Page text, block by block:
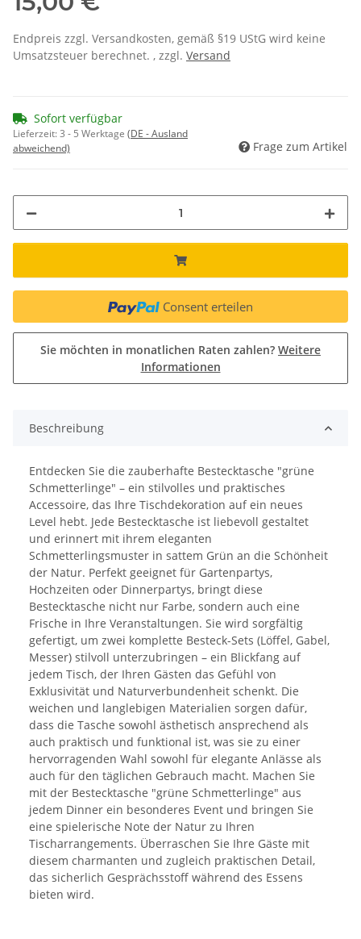
Endpreis zzgl. Versandkosten, gemäß §19 UStG wird keine
Umsatzsteuer berechnet. , zzgl. Versand
Sofort verfügbar
Lieferzeit:3 - 5 Werktage (DE - Ausland
abweichend)
Frage zum Artikel
Consent erteilen
Sie möchten in monatlichen Raten zahlen? Weitere
Informationen
Beschreibung
Entdecken Sie die zauberhafte Bestecktasche "grüne
Schmetterlinge" – ein stilvolles und praktisches
Accessoire, das Ihre Tischdekoration auf ein neues
Level hebt. Jede Bestecktasche ist liebevoll gestaltet
und erinnert mit ihrem eleganten
Schmetterlingsmuster in sattem Grün an die Schönheit
der Natur. Perfekt geeignet für Gartenpartys,
Hochzeiten oder Dinnerpartys, bringt diese
Bestecktasche nicht nur Farbe, sondern auch eine
Frische in Ihre Veranstaltungen. Sie wird sorgfältig
gefertigt, um zwei komplette Besteck-Sets (Löffel, Gabel,
Messer) stilvoll unterzubringen – ein Blickfang auf
jedem Tisch, der Ihren Gästen das Gefühl von
Exklusivität und Naturverbundenheit schenkt. Die
weichen und langlebigen Materialien sorgen dafür,
dass die Tasche sowohl ästhetisch ansprechend als
auch praktisch und funktional ist, was sie zu einer
hervorragenden Wahl sowohl für elegante Anlässe als
auch für den täglichen Gebrauch macht. Machen Sie
mit der Bestecktasche "grüne Schmetterlinge" aus
jedem Dinner ein besonderes Event und bringen Sie
eine spielerische Note der Natur zu Ihren
Tischarrangements. Überraschen Sie Ihre Gäste mit
diesem charmanten und zugleich praktischen Detail,
das sicherlich Gesprächsstoff während des Essens
bieten wird.